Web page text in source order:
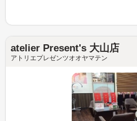
atelier Present's 大山店
アトリエプレゼンツオオヤマテン